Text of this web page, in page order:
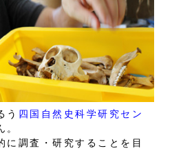
う 四国自然史科学研究セン
。
に調査・研究することを目